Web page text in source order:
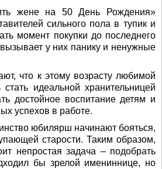
жене на 50 День Рождения»
сильного пола в тупик и
момент покупки до последнего
у них панику и ненужные
что к этому возрасту любимой
идеальной хранительницей
достойное воспитание детям и
успехов в работе.
юбилярш начинают бояться,
старости. Таким образом,
непростая задача – подобрать
бы зрелой имениннице, но